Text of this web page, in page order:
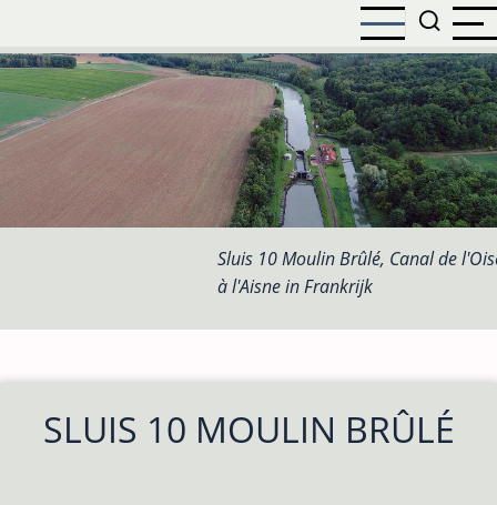
naar
de
inhoud
Sluis 10 Moulin Brûlé, Canal de
à l'Aisne in Frankrijk
SLUIS 10 MOULIN BRÛLÉ